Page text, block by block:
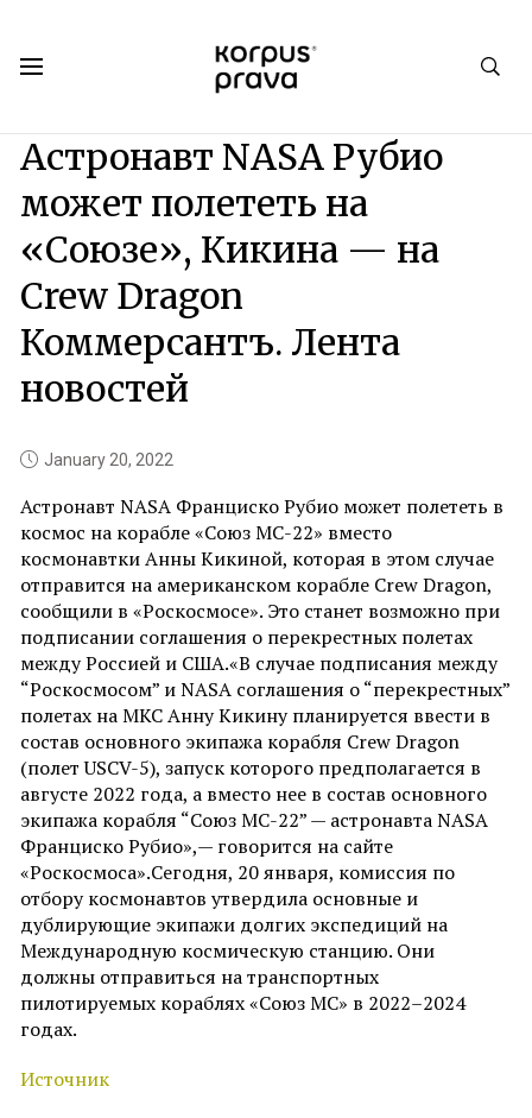
Астронавт NASA Рубио
может полететь на
«Союзе», Кикина — на
Crew Dragon
Коммерсантъ. Лента
новостей
January 20, 2022
Астронавт NASA Франциско Рубио может полететь в
космос на корабле «Союз МС-22» вместо
космонавтки Анны Кикиной, которая в этом случае
отправится на американском корабле Crew Dragon,
сообщили в «Роскосмосе». Это станет возможно при
подписании соглашения о перекрестных полетах
между Россией и США.«В случае подписания между
“Роскосмосом” и NASA соглашения о “перекрестных”
полетах на МКС Анну Кикину планируется ввести в
состав основного экипажа корабля Crew Dragon
(полет USCV-5), запуск которого предполагается в
августе 2022 года, а вместо нее в состав основного
экипажа корабля “Союз МС-22” — астронавта NASA
Франциско Рубио»,— говорится на сайте
«Роскосмоса».Сегодня, 20 января, комиссия по
отбору космонавтов утвердила основные и
дублирующие экипажи долгих экспедиций на
Международную космическую станцию. Они
должны отправиться на транспортных
пилотируемых кораблях «Союз МС» в 2022–2024
годах.
Источник